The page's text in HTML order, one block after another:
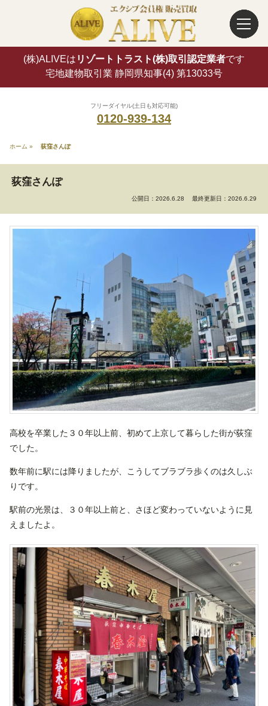
(株)ALIVEは リゾートトラスト(株)取引認定業者です
宅地建物取引業 静岡県知事(4) 第13033号
フリーダイヤル(土日も対応可能)
0120-939-134
ホーム » 荻窪さんぽ
荻窪さんぽ
公開日：2026.6.28 最終更新日：2026.6.29
高校を卒業した３０年以上前、初めて上京して暮らした街が荻窪
でした。
数年前に駅には降りましたが、こうしてブラブラ歩くのは久しぶ
りです。
駅前の光景は、３０年以上前と、さほど変わっていないように見
えましたよ。